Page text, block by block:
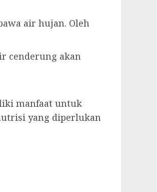
air hujan. Oleh
cenderung akan
manfaat untuk
yang diperlukan